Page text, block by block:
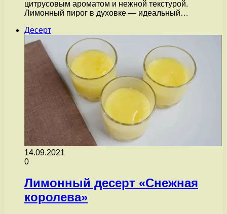
цитрусовым ароматом и нежной текстурой.
Лимонный пирог в духовке — идеальный…
Десерт
14.09.2021
0
Лимонный десерт «Снежная
королева»